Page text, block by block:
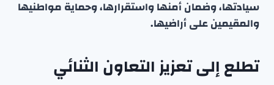
سيادتها، وضمان أمنها واستقرارها، وحماية مواطنيها
والمقيمين على أراضيها.
تطلع إلى تعزيز التعاون الثنائي